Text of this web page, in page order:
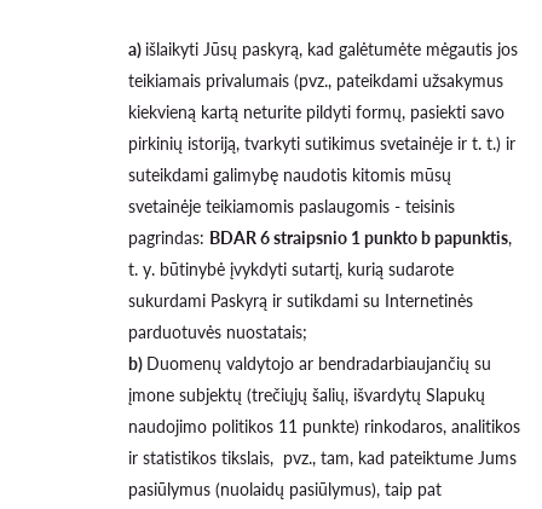
a) išlaikyti Jūsų paskyrą, kad galėtumėte mėgautis jos
teikiamais privalumais (pvz., pateikdami užsakymus
kiekvieną kartą neturite pildyti formų, pasiekti savo
pirkinių istoriją, tvarkyti sutikimus svetainėje ir t. t.) ir
suteikdami galimybę naudotis kitomis mūsų
svetainėje teikiamomis paslaugomis - teisinis
pagrindas: BDAR 6 straipsnio 1 punkto b papunktis,
t. y. būtinybė įvykdyti sutartį, kurią sudarote
sukurdami Paskyrą ir sutikdami su Internetinės
parduotuvės nuostatais;
b) Duomenų valdytojo ar bendradarbiaujančių su
įmone subjektų (trečiųjų šalių, išvardytų Slapukų
naudojimo politikos 11 punkte) rinkodaros, analitikos
ir statistikos tikslais, pvz., tam, kad pateiktume Jums
pasiūlymus (nuolaidų pasiūlymus), taip pat